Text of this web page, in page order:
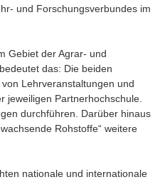
und Forschungsverbundes im
Gebiet der Agrar- und
das: Die beiden
Lehrveranstaltungen und
jeweiligen Partnerhochschule.
durchführen. Darüber hinaus
Rohstoffe“ weitere
nationale und internationale